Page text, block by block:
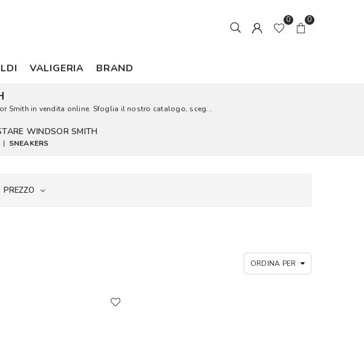
0 0
VALIGERIA BRAND
Smith in vendita online. Sfoglia il nostro catalogo, sceg...
WINDSOR SMITH
| SNEAKERS
PREZZO